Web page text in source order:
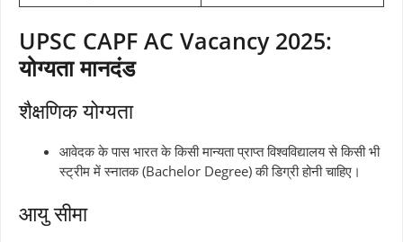
UPSC CAPF AC Vacancy 2025:
योग्यता मानदंड
शैक्षणिक योग्यता
आवेदक के पास भारत के किसी मान्यता प्राप्त विश्वविद्यालय से किसी भी
स्ट्रीम में स्नातक (Bachelor Degree) की डिग्री होनी चाहिए।
आयु सीमा